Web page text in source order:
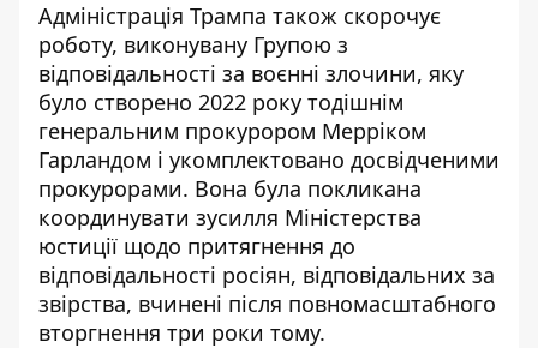
Адміністрація Трампа також скорочує
роботу, виконувану Групою з
відповідальності за воєнні злочини, яку
було створено 2022 року тодішнім
генеральним прокурором Мерріком
Гарландом і укомплектовано досвідченими
прокурорами. Вона була покликана
координувати зусилля Міністерства
юстиції щодо притягнення до
відповідальності росіян, відповідальних за
звірства, вчинені після повномасштабного
вторгнення три роки тому.